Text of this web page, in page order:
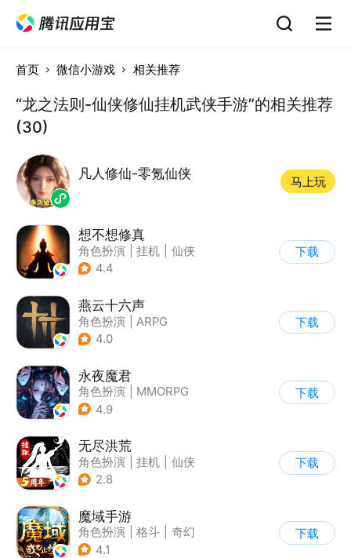
首页 微信小游戏 相关推荐
“龙之法则-仙侠修仙挂机武侠手游”的相关推荐
(30)
凡人修仙-零氪仙侠
马上玩
想不想修真
角色扮演 挂机
仙侠
| 文字游戏
4.4
下载
燕云十六声
角色扮演
ARPG
| 武侠
4.0
下载
永夜魔君
角色扮演
MMORPG
| 仙侠
4.9
下载
无尽洪荒
角色扮演 挂机
仙侠
| 文字游戏
2.8
下载
魔域手游
角色扮演 格斗
奇幻
| 魔域
4.1
下载